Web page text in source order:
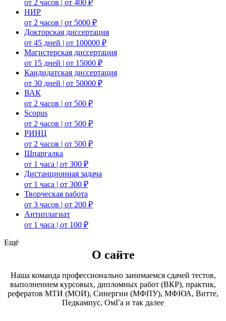
от 2 часов | от 400 ₽
НИР
от 2 часов | от 5000 ₽
Докторская диссертация
от 45 дней | от 100000 ₽
Магистерская диссертация
от 15 дней | от 15000 ₽
Кандидатская диссертация
от 30 дней | от 50000 ₽
ВАК
от 2 часов | от 500 ₽
Scopus
от 2 часов | от 500 ₽
РИНЦ
от 2 часов | от 500 ₽
Шпаргалка
от 1 часа | от 300 ₽
Дистанционная задача
от 1 часа | от 300 ₽
Творческая работа
от 3 часов | от 200 ₽
Антиплагиат
от 1 часа | от 100 ₽
Ещё
О сайте
Наша команда профессионально занимаемся сдачей тестов,
выполнением курсовых, дипломных работ (ВКР), практик,
рефератов МТИ (МОИ), Синергии (МФПУ), МФЮА, Витте,
Педкампус, ОмГа и так далее